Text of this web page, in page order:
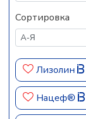
Сортировка
Лизолин
Нацеф®